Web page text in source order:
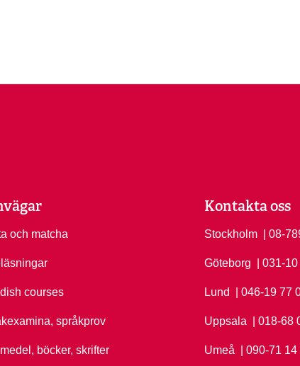
och matcha
courses
språkprov
böcker, skrifter
Kontakta oss
Stockholm Ring
| 08-
Göteborg Ring
| 031-
Lund Ring Lund
| 046-19 77
Uppsala Ring
| 018-68
Umeå Ring
| 090-71